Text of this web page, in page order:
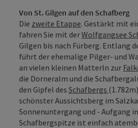
Von St. Gilgen auf den Schafberg
Die zweite Etappe. Gestärkt mit
fahren Sie mit derWolfgangsee
Gilgen bis nach Fürberg. Entlang
führt der ehemalige Pilger- und
an vielen kleinen Matterln zur
die Dorneralm und die
den Gipfel des Schafbergs
schönster Aussichtsberg im
Sonnenuntergang und - Aufgang
Schafbergspitze ist einfach